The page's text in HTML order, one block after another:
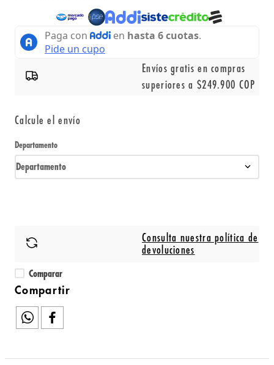
Envíos gratis en compras
superiores a $249.900 COP
Calcule el envío
Departamento
Departamento
Consulta nuestra política de
devoluciones
Comparar